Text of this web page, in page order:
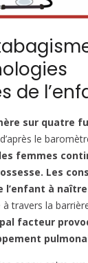
de
sur quatre
d’après le
femmes
Les
l’enfant à
travers la
facteur